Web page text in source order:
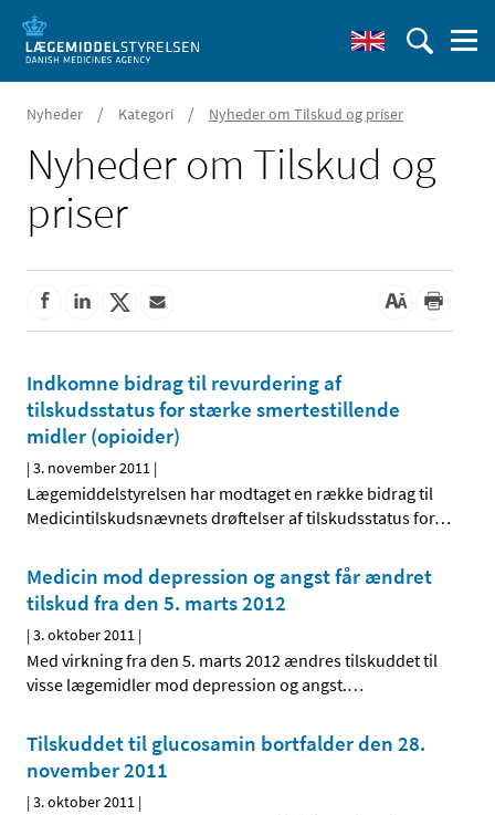
Nyheder / Kategori / Nyheder om Tilskud og priser
Nyheder om Tilskud og
priser
Indkomne bidrag til revurdering af
tilskudsstatus for stærke smertestillende
midler (opioider)
|3. november 2011 |
Lægemiddelstyrelsen har modtaget en række bidrag til
Medicintilskudsnævnets drøftelser af tilskudsstatus for…
Medicin mod depression og angst får ændret
tilskud fra den 5. marts 2012
|3. oktober 2011 |
Med virkning fra den 5. marts 2012 ændres tilskuddet til
visse lægemidler mod depression og angst.…
Tilskuddet til glucosamin bortfalder den 28.
november 2011
|3. oktober 2011 |